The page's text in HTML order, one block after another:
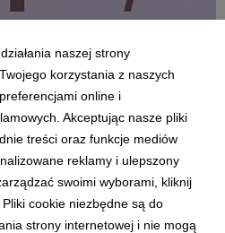
Festiwal Sztuki i Nauki
naszej strony
korzystania z naszych
online i
Akceptując nasze pliki
treści oraz funkcje mediów
reklamy i ulepszony
swoimi wyborami, kliknij
Pliki cookie niezbędne są do
strony internetowej i nie mogą